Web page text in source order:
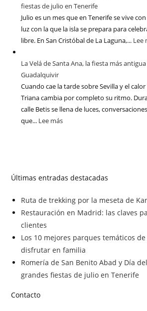
fiestas de julio en Tenerife
Julio es un mes que en Tenerife se vive
luz con la que la isla se prepara para
libre. En San Cristóbal de La Laguna,... Lee
La Velá de Santa Ana, la fiesta más
Guadalquivir
Cuando cae la tarde sobre Sevilla y el
Triana cambia por completo su ritmo.
calle Betis se llena de luces,
que... Lee más
Últimas entradas destacadas
Ruta de trekking por la meseta de
Restauración en Madrid: las claves
clientes
Los 10 mejores parques temáticos
disfrutar en familia
Romería de San Benito Abad y Día
grandes fiestas de julio en Tenerife
Contacto